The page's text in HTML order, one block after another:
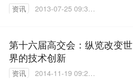
资讯
2013-07-25 09:36:
第十六届高交会：纵览改变世
界的技术创新
资讯
2014-11-19 09:23: